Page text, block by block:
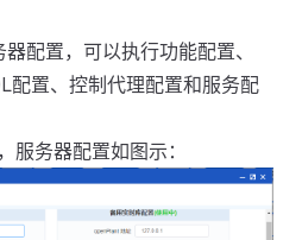
配置，可以执行功能配置、
配置、控制代理配置和服务配
服务器配置如图示：